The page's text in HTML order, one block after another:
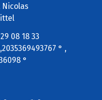
Nicolas
08 18 33
° ,
°